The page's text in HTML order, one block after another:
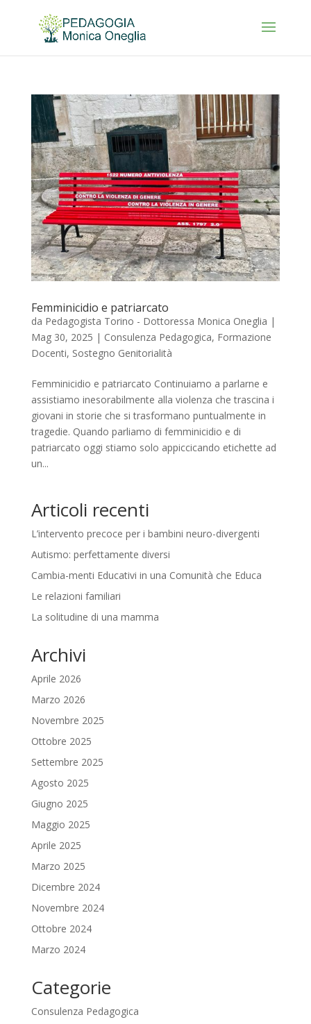
Femminicidio e patriarcato
da Pedagogista Torino - Dottoressa Monica Oneglia |
Mag 30, 2025 | Consulenza Pedagogica, Formazione
Docenti, Sostegno Genitorialità
Femminicidio e patriarcato Continuiamo a parlarne e
assistiamo inesorabilmente alla violenza che trascina i
giovani in storie che si trasformano puntualmente in
tragedie. Quando parliamo di femminicidio e di
patriarcato oggi stiamo solo appiccicando etichette ad
un...
Articoli recenti
L’intervento precoce per i bambini neuro-divergenti
Autismo: perfettamente diversi
Cambia-menti Educativi in una Comunità che Educa
Le relazioni familiari
La solitudine di una mamma
Archivi
Aprile 2026
Marzo 2026
Novembre 2025
Ottobre 2025
Settembre 2025
Agosto 2025
Giugno 2025
Maggio 2025
Aprile 2025
Marzo 2025
Dicembre 2024
Novembre 2024
Ottobre 2024
Marzo 2024
Categorie
Consulenza Pedagogica